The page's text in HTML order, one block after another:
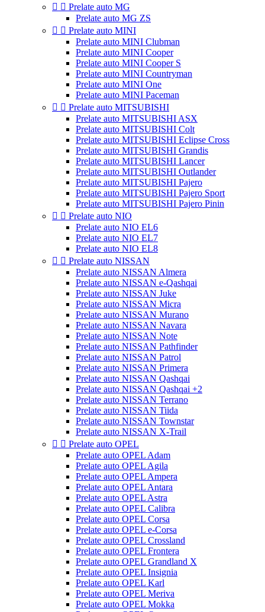
  Prelate auto MG
Prelate auto MG ZS
  Prelate auto MINI
Prelate auto MINI Clubman
Prelate auto MINI Cooper
Prelate auto MINI Cooper S
Prelate auto MINI Countryman
Prelate auto MINI One
Prelate auto MINI Paceman
  Prelate auto MITSUBISHI
Prelate auto MITSUBISHI ASX
Prelate auto MITSUBISHI Colt
Prelate auto MITSUBISHI Eclipse Cross
Prelate auto MITSUBISHI Grandis
Prelate auto MITSUBISHI Lancer
Prelate auto MITSUBISHI Outlander
Prelate auto MITSUBISHI Pajero
Prelate auto MITSUBISHI Pajero Sport
Prelate auto MITSUBISHI Pajero Pinin
  Prelate auto NIO
Prelate auto NIO EL6
Prelate auto NIO EL7
Prelate auto NIO EL8
  Prelate auto NISSAN
Prelate auto NISSAN Almera
Prelate auto NISSAN e-Qashqai
Prelate auto NISSAN Juke
Prelate auto NISSAN Micra
Prelate auto NISSAN Murano
Prelate auto NISSAN Navara
Prelate auto NISSAN Note
Prelate auto NISSAN Pathfinder
Prelate auto NISSAN Patrol
Prelate auto NISSAN Primera
Prelate auto NISSAN Qashqai
Prelate auto NISSAN Qashqai +2
Prelate auto NISSAN Terrano
Prelate auto NISSAN Tiida
Prelate auto NISSAN Townstar
Prelate auto NISSAN X-Trail
  Prelate auto OPEL
Prelate auto OPEL Adam
Prelate auto OPEL Agila
Prelate auto OPEL Ampera
Prelate auto OPEL Antara
Prelate auto OPEL Astra
Prelate auto OPEL Calibra
Prelate auto OPEL Corsa
Prelate auto OPEL e-Corsa
Prelate auto OPEL Crossland
Prelate auto OPEL Frontera
Prelate auto OPEL Grandland X
Prelate auto OPEL Insignia
Prelate auto OPEL Karl
Prelate auto OPEL Meriva
Prelate auto OPEL Mokka